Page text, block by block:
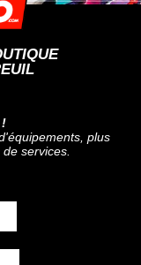
!
plus
services.